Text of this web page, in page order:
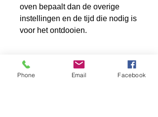
oven bepaalt dan de overige
instellingen en de tijd die nodig is
voor het ontdooien.
Phone Email Facebook